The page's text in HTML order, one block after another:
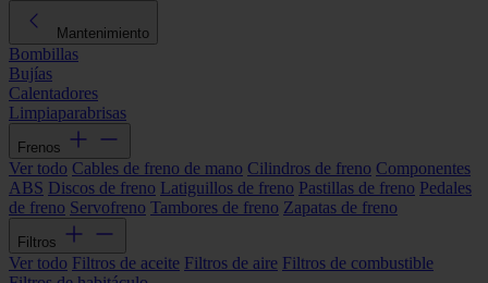
Mantenimiento
Bombillas
Bujías
Calentadores
Limpiaparabrisas
Frenos
Ver todo Cables de freno de mano Cilindros de freno Componentes
ABS Discos de freno Latiguillos de freno Pastillas de freno Pedales
de freno Servofreno Tambores de freno Zapatas de freno
Filtros
Ver todo Filtros de aceite Filtros de aire Filtros de combustible